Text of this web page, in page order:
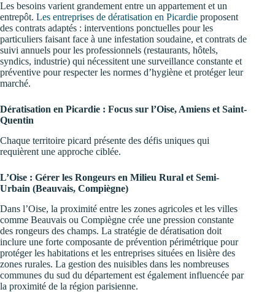
Les besoins varient grandement entre un appartement et un
entrepôt. Les entreprises de dératisation en Picardie proposent
des contrats adaptés : interventions ponctuelles pour les
particuliers faisant face à une infestation soudaine, et contrats de
suivi annuels pour les professionnels (restaurants, hôtels,
syndics, industrie) qui nécessitent une surveillance constante et
préventive pour respecter les normes d’hygiène et protéger leur
marché.
Dératisation en Picardie : Focus sur l’Oise, Amiens et Saint-
Quentin
Chaque territoire picard présente des défis uniques qui
requièrent une approche ciblée.
L’Oise : Gérer les Rongeurs en Milieu Rural et Semi-
Urbain (Beauvais, Compiègne)
Dans l’Oise, la proximité entre les zones agricoles et les villes
comme Beauvais ou Compiègne crée une pression constante
des rongeurs des champs. La stratégie de dératisation doit
inclure une forte composante de prévention périmétrique pour
protéger les habitations et les entreprises situées en lisière des
zones rurales. La gestion des nuisibles dans les nombreuses
communes du sud du département est également influencée par
la proximité de la région parisienne.